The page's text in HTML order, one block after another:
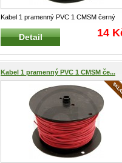
Kabel 1 pramenný PVC 1 CMSM černý
Elektrický jednožilový kabel FKL, do 1 ...
Detail 14
Kabel 1 pramenný PVC 1 CMSM če...